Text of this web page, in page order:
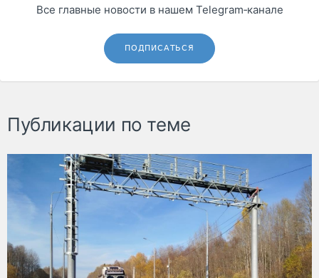
Все главные новости в нашем Telegram‑канале
ПОДПИСАТЬСЯ
Публикации по теме